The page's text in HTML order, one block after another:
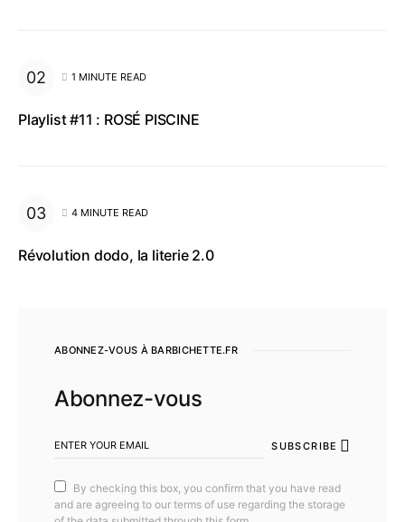
1 MINUTE READ
Playlist #11 : ROSÉ PISCINE
4 MINUTE READ
Révolution dodo, la literie 2.0
ABONNEZ-VOUS À BARBICHETTE.FR
Abonnez-vous
SUBSCRIBE
By checking this box, you confirm that you have read
and are agreeing to our terms of use regarding the storage